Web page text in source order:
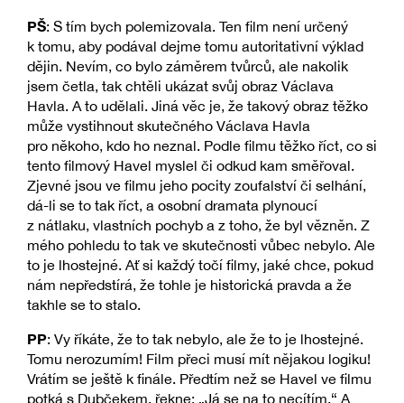
PŠ: S tím bych polemizovala. Ten film není určený
k tomu, aby podával dejme tomu autoritativní výklad
dějin. Nevím, co bylo záměrem tvůrců, ale nakolik
jsem četla, tak chtěli ukázat svůj obraz Václava
Havla. A to udělali. Jiná věc je, že takový obraz těžko
může vystihnout skutečného Václava Havla
pro někoho, kdo ho neznal. Podle filmu těžko říct, co si
tento filmový Havel myslel či odkud kam směřoval.
Zjevné jsou ve filmu jeho pocity zoufalství či selhání,
dá-li se to tak říct, a osobní dramata plynoucí
z nátlaku, vlastních pochyb a z toho, že byl vězněn. Z
mého pohledu to tak ve skutečnosti vůbec nebylo. Ale
to je lhostejné. Ať si každý točí filmy, jaké chce, pokud
nám nepředstírá, že tohle je historická pravda a že
takhle se to stalo.
PP: Vy říkáte, že to tak nebylo, ale že to je lhostejné.
Tomu nerozumím! Film přeci musí mít nějakou logiku!
Vrátím se ještě k finále. Předtím než se Havel ve filmu
potká s Dubčekem, řekne: „Já se na to necítím.“ A